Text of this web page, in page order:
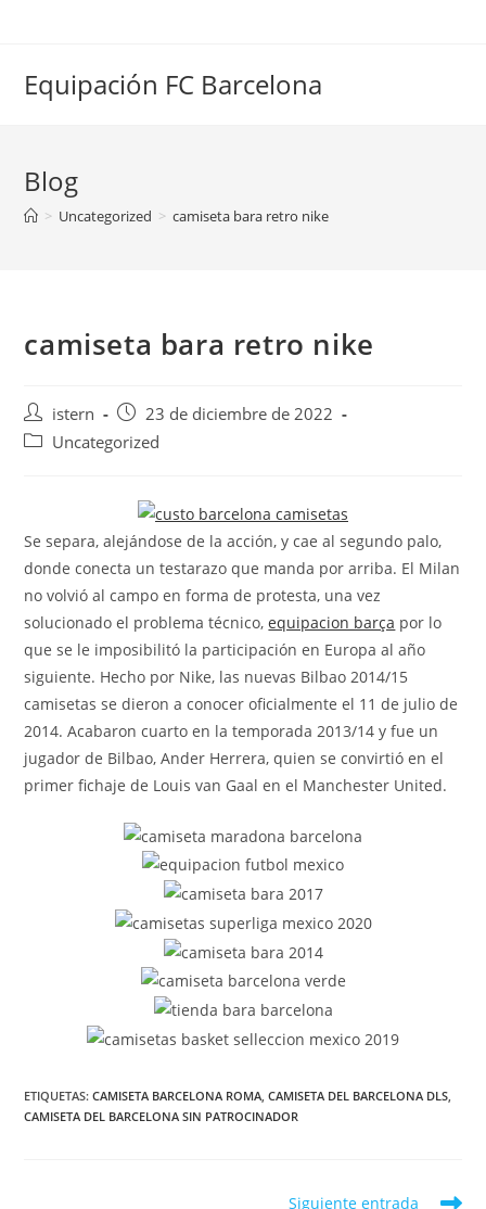
Equipación FC Barcelona
Blog
> Uncategorized > camiseta bara retro nike
camiseta bara retro nike
Autor
de
istern
Publicación
de
23 de diciembre de 2022
Categoría
Uncategorized
Se separa, alejándose de la acción, y cae al segundo palo,
donde conecta un testarazo que manda por arriba. El Milan
no volvió al campo en forma de protesta, una vez
solucionado el problema técnico,equipacion barça por lo
que se le imposibilitó la participación en Europa al año
siguiente. Hecho por Nike, las nuevas Bilbao 2014/15
camisetas se dieron a conocer oficialmente el 11 de julio de
2014. Acabaron cuarto en la temporada 2013/14 y fue un
jugador de Bilbao, Ander Herrera, quien se convirtió en el
primer fichaje de Louis van Gaal en el Manchester United.
ETIQUETAS:CAMISETA BARCELONA ROMA CAMISETA DEL BARCELONA DLS
CAMISETA DEL BARCELONA SIN PATROCINADOR
Siguiente entrada